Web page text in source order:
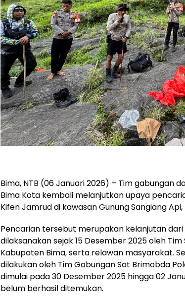
Bima, NTB (06 Januari 2026) – Tim gabungan
Bima Kota kembali melanjutkan upaya
Kifen Jamrud di kawasan Gunung Sangiang
Pencarian tersebut merupakan kelanjutan
dilaksanakan sejak 15 Desember 2025 oleh
Kabupaten Bima, serta relawan masyarakat.
dilakukan oleh Tim Gabungan Sat Brimobda
dimulai pada 30 Desember 2025 hingga 02
belum berhasil ditemukan.